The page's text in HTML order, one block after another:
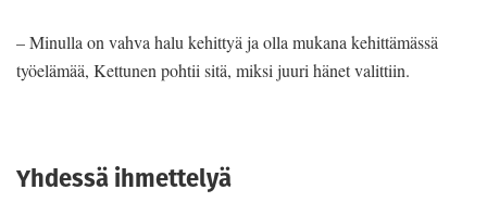
– Minulla on vahva halu kehittyä ja olla mukana kehittämässä
työelämää, Kettunen pohtii sitä, miksi juuri hänet valittiin.
Yhdessä ihmettelyä